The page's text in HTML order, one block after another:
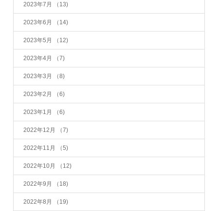
2023年7月 （13)
2023年6月 （14)
2023年5月 （12)
2023年4月 （7)
2023年3月 （8)
2023年2月 （6)
2023年1月 （6)
2022年12月 （7)
2022年11月 （5)
2022年10月 （12)
2022年9月 （18)
2022年8月 （19)